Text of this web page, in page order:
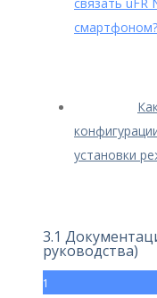
смартфоном?
установки
3.1
руководства)
1